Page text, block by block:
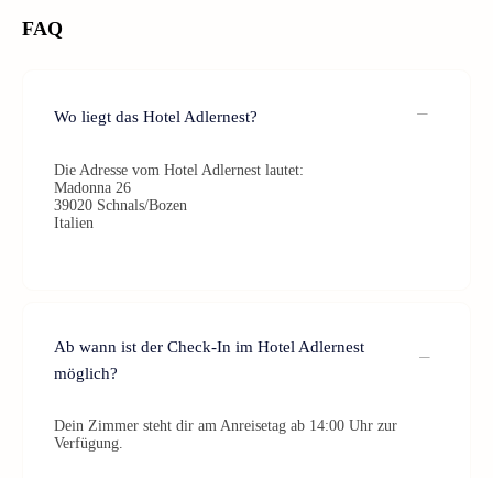
FAQ
Wo liegt das Hotel Adlernest?
Die Adresse vom Hotel Adlernest lautet:
Madonna 26
39020 Schnals/Bozen
Italien
Ab wann ist der Check-In im Hotel Adlernest
möglich?
Dein Zimmer steht dir am Anreisetag ab 14:00 Uhr zur
Verfügung.